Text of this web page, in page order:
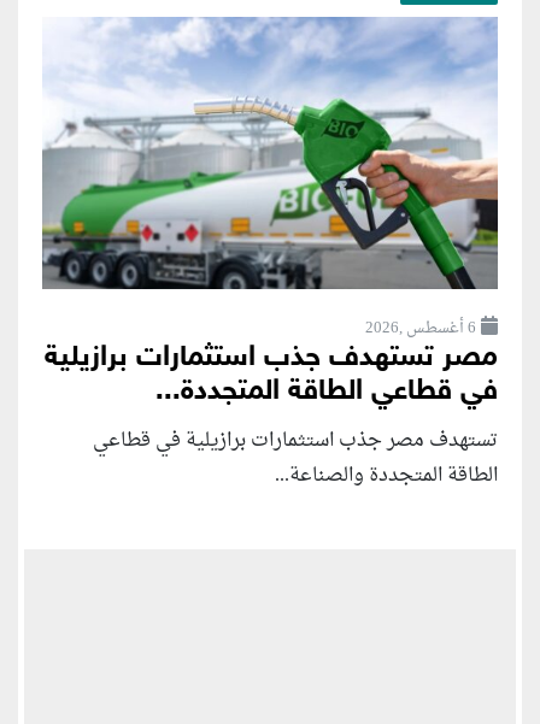
6 أغسطس ,2026
مصر تستهدف جذب استثمارات برازيلية
في قطاعي الطاقة المتجددة...
تستهدف مصر جذب استثمارات برازيلية في قطاعي
الطاقة المتجددة والصناعة...